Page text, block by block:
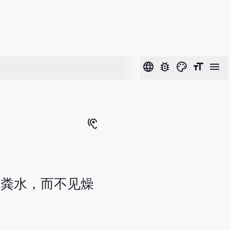
language bug_report color_lens format_size menu
hearing
水，而不见燥